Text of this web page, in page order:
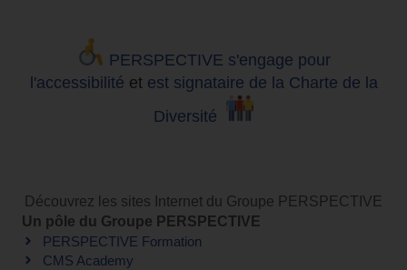
PERSPECTIVE s'engage pour
l'accessibilité et est signataire de la Charte de la
Diversité
Découvrez les sites Internet du Groupe PERSPECTIVE
Un pôle du Groupe PERSPECTIVE
PERSPECTIVE Formation
CMS Academy